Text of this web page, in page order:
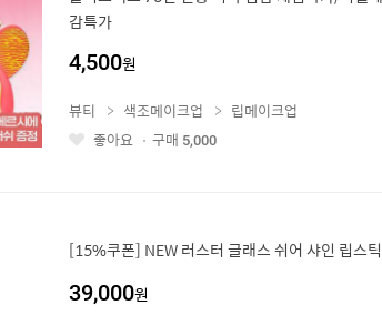
감특가
4,500원
좋
뷰티 색조메이크업
립메이크업
좋아요
구매 5,000
[15%쿠폰] NEW 러스터 글래스 쉬어 샤인 립스틱
39,000원